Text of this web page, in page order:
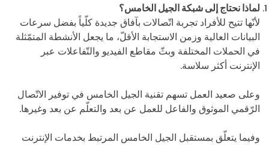
لماذا نحتاج إلى شبكة الجيل الخامس؟
لأنّها تتيح للأفراد تجربة اتّصالات بآفاق جديدة كلّياً بفضل سرعات
البيانات العالية وزمن الاستجابة الأقلّ، ما يجعل الأنشطة المتمّثلة
في الحملات المختلفة وبثّ مقاطع الفيديو والتّفاعلات عبر
الإنترنت أكثر سلاسة.
وعلى صعيد العمل تسهم تقنية الجيل الخامس في توفير الاتّصال
الرّقمي الموثوق والفاعل للعمل عن بعد والتعلّم عن بعد وغيرها.
وفيما يتعلّق بمستقبل الجيل الخامس المرتبط بخدمات الإنترنت